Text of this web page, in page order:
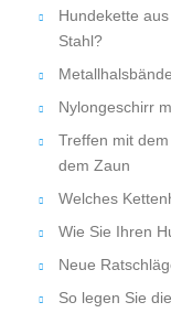
Hundekette
Stahl?
Nylongeschirr
Treffen mit
dem Zaun
Welches
Wie Sie Ihren
Neue
So legen Sie